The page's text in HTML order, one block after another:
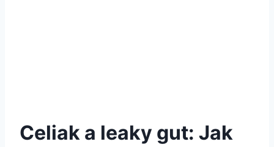
Celiak a leaky gut: Jak